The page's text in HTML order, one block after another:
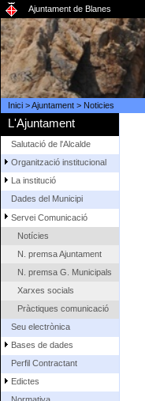
Ajuntament de Blanes
Inici>Ajuntament> Noticies
L'Ajuntament
Salutació de l'Alcalde
Organització institucional
La institució
Dades del Municipi
Servei Comunicació
Notícies
N. premsa Ajuntament
N. premsa G. Municipals
Xarxes socials
Pràctiques comunicació
Seu electrònica
Bases de dades
Perfil Contractant
Edictes